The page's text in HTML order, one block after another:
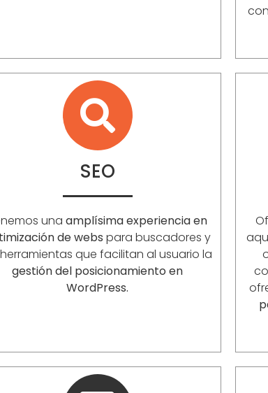
SEO
unaamplísima experiencia en
de webs para buscadores y
que facilitan al usuario la
gestión del posicionamiento en
WordPress.